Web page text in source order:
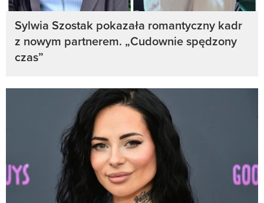
Sylwia Szostak pokazała romantyczny kadr
z nowym partnerem. „Cudownie spędzony
czas”